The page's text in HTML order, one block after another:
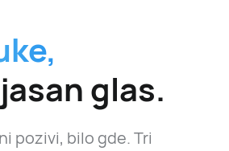
glas.
pozivi, bilo gde. Tri